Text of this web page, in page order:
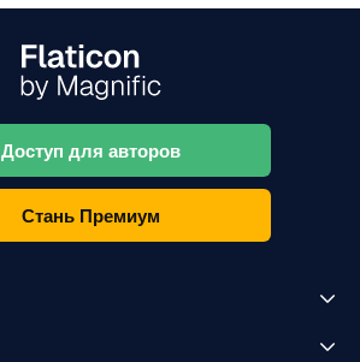
Доступ для авторов
Стань Премиум